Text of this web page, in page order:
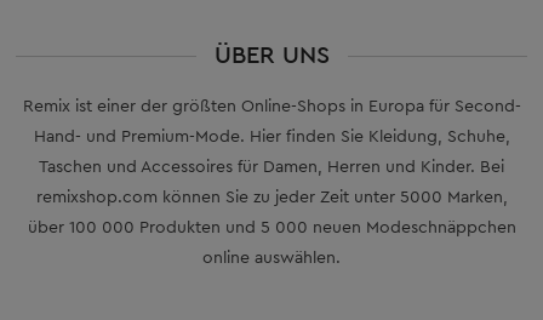
ÜBER UNS
Remix ist einer der größten Online-Shops in Europa für Second-
Hand- und Premium-Mode. Hier finden Sie Kleidung, Schuhe,
Taschen und Accessoires für Damen, Herren und Kinder. Bei
remixshop.com können Sie zu jeder Zeit unter 5000 Marken,
über 100 000 Produkten und 5 000 neuen Modeschnäppchen
online auswählen.